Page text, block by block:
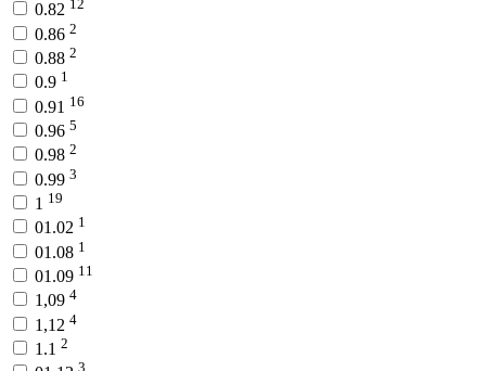
0.82 12
0.86 2
0.88 2
0.9 1
0.91 16
0.96 5
0.98 2
0.99 3
1 19
01.02 1
01.08 1
01.09 11
1,09 4
1,12 4
1.1 2
3